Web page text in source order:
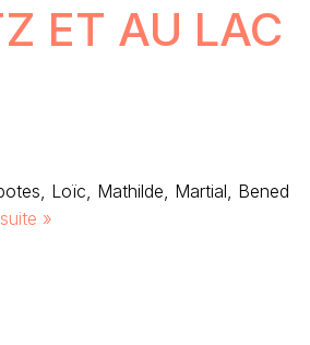
ET AU LAC
Loïc, Mathilde, Martial, Bened
»